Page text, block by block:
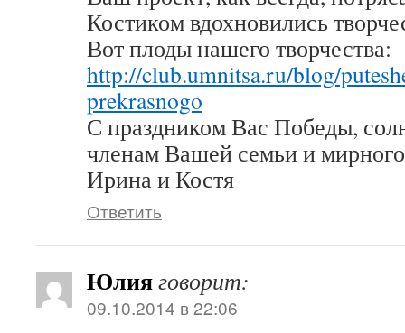
Костиком вдохновились
Вот плоды нашего творчества:
http://club.umnitsa.ru/blog/
prekrasnogo
С праздником Вас Победы,
членам Вашей семьи и
Ирина и Костя
Ответить
Юлияговорит:
09.10.2014 в 22:06